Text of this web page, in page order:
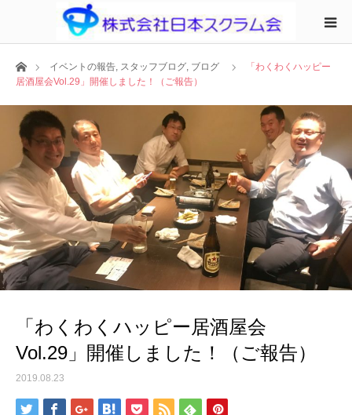
ホームイベントの報告, スタッフブログ, ブログ
「わくわくハッピー
居酒屋会Vol.29」開催しました！（ご報告）
「わくわくハッピー居酒屋会
Vol.29」開催しました！（ご報告）
2019.08.23